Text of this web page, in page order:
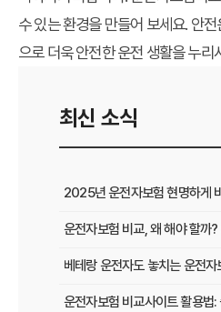
수 있는 환경을 만들어 보세요. 안
으로 더욱 안전한 운전 생활을 누리
최신 소식
2025년 운전자보험 현명하게
운전자보험 비교, 왜 해야 할까?
베테랑 운전자도 놓치는 운전자
운전자보험 비교사이트 활용법: